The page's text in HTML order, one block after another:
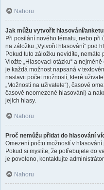
Nahoru
Jak můžu vytvořit hlasování/
Při posílání nového tématu, nebo při
na záložku „Vytvořit hlasování“ pod
Pokud tuto záložku nevidíte,
Vložte „Hlasovací otázku“ a
je každá možnost napsaná v
nastavit počet možností, které
„Možností na uživatele“), časové
časově neomezené hlasování) a
jejich hlasy.
Nahoru
Proč nemůžu přidat do hlasování
Omezení počtu možností v
Pokud si myslíte, že potřebujete do
je povoleno, kontaktujte
Nahoru